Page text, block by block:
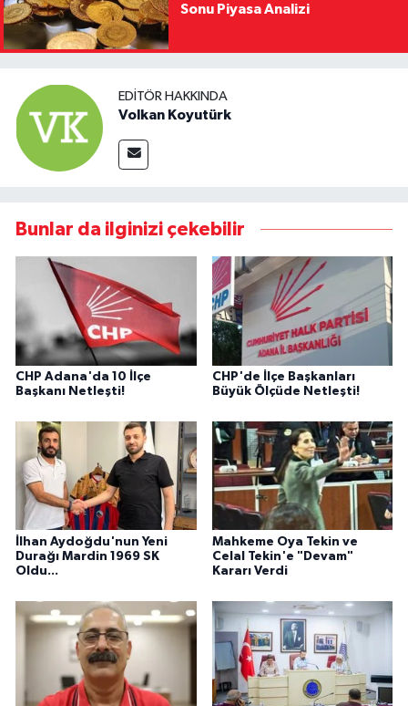
Sonu Piyasa Analizi
EDITÖR HAKKINDA
Volkan Koyutürk
Bunlar da ilginizi çekebilir
CHP Adana'da 10 İlçe
Başkanı Netleşti!
CHP'de İlçe Başkanları
Büyük Ölçüde Netleşti!
İlhan Aydoğdu'nun Yeni
Durağı Mardin 1969 SK
Oldu...
Mahkeme Oya Tekin ve
Celal Tekin'e "Devam"
Kararı Verdi